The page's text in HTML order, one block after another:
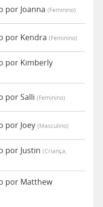
por Joanna (feminino)
por Kendra (feminino)
por Kimberly
por Salli (feminino)
por Joey (masculino)
por Justin (criança,
por Matthew